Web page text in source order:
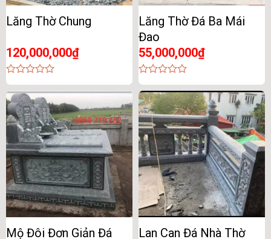
Lăng Thờ Chung
120,000,000₫
0
out
of
5
Lăng Thờ Đá Ba Mái
Đao
55,000,000₫
0
out
of
5
Mộ Đôi Đơn Giản Đá
Lan Can Đá Nhà Thờ